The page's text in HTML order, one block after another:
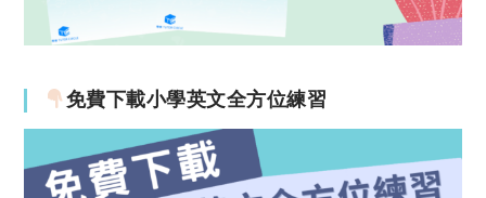
免費下載小學英文全方位練習